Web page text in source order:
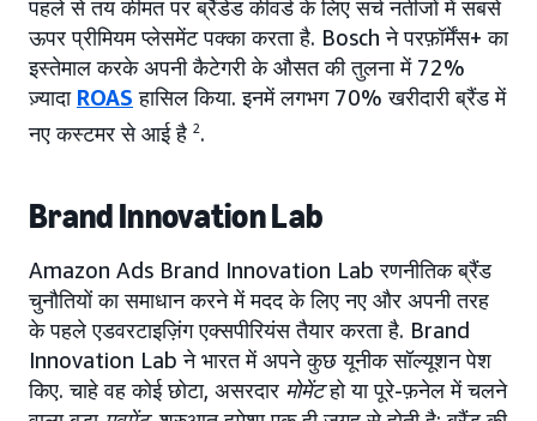
पहले से तय कीमत पर ब्रैंडेड कीवर्ड के लिए सर्च नतीजों में सबसे
ऊपर प्रीमियम प्लेसमेंट पक्का करता है. Bosch ने परफ़ॉर्मेंस+ का
इस्तेमाल करके अपनी कैटेगरी के औसत की तुलना में 72%
ज़्यादा ROAS हासिल किया. इनमें लगभग 70% खरीदारी ब्रैंड में
नए कस्टमर से आई है 2.
Brand Innovation Lab
Amazon Ads Brand Innovation Lab रणनीतिक ब्रैंड
चुनौतियों का समाधान करने में मदद के लिए नए और अपनी तरह
के पहले एडवरटाइज़िंग एक्सपीरियंस तैयार करता है. Brand
Innovation Lab ने भारत में अपने कुछ यूनीक सॉल्यूशन पेश
किए. चाहे वह कोई छोटा, असरदार मोमेंटहो या पूरे-फ़नेल में चलने